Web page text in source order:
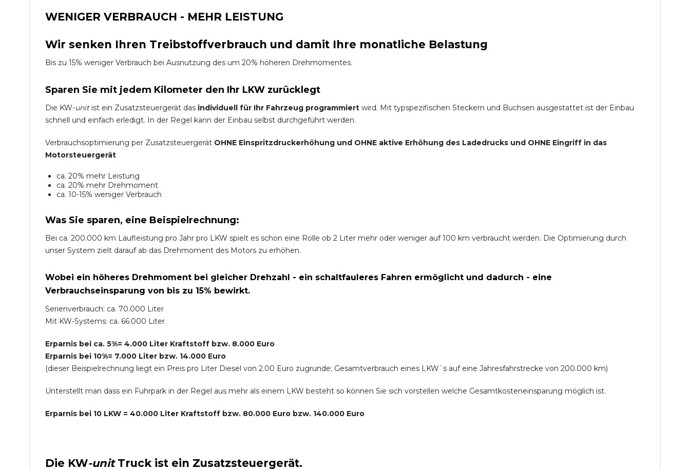
WENIGER VERBRAUCH - MEHR LEISTUNG
Wir senken Ihren Treibstoffverbrauch und damit Ihre monatliche Belastung
Bis zu 15% weniger Verbrauch bei Ausnutzung des um 20% höheren Drehmomentes.
Sparen Sie mit jedem Kilometer den Ihr LKW zurücklegt
Die KW-unitist ein Zusatzsteuergerät das individuell für Ihr Fahrzeug programmiert wird. Mit typspezifischen Steckern und Buchsen ausgestattet ist der Einbau
schnell und einfach erledigt. In der Regel kann der Einbau selbst durchgeführt werden.
Verbrauchsoptimierung per Zusatzsteuergerät OHNE Einspritzdruckerhöhung und OHNE aktive Erhöhung des Ladedrucks und OHNE Eingriff in das
Motorsteuergerät
ca. 20% mehr Leistung
ca. 20% mehr Drehmoment
ca. 10-15% weniger Verbrauch
Was Sie sparen, eine Beispielrechnung:
Bei ca. 200.000 km Laufleistung pro Jahr pro LKW spielt es schon eine Rolle ob 2 Liter mehr oder weniger auf 100 km verbraucht werden. Die Optimierung durch
unser System zielt darauf ab das Drehmoment des Motors zu erhöhen.
Wobei ein höheres Drehmoment bei gleicher Drehzahl - ein schaltfauleres Fahren ermöglicht und dadurch - eine
Verbrauchseinsparung von bis zu 15% bewirkt.
Serienverbrauch: ca. 70.000 Liter
Mit KW-Systems: ca. 66.000 Liter
Erparnis bei ca. 5%= 4.000 Liter Kraftstoff bzw. 8.000 Euro
Erparnis bei 10%= 7.000 Liter bzw. 14.000 Euro
(dieser Beispielrechnung liegt ein Preis pro Liter Diesel von 2.00 Euro zugrunde; Gesamtverbrauch eines LKW`s auf eine Jahresfahrstrecke von 200.000 km)
Unterstellt man dass ein Fuhrpark in der Regel aus mehr als einem LKW besteht so können Sie sich vorstellen welche Gesamtkosteneinsparung möglich ist.
Erparnis bei 10 LKW = 40.000 Liter Kraftstoff bzw. 80.000 Euro bzw. 140.000 Euro
Die KW-unit Truckist ein Zusatzsteuergerät.